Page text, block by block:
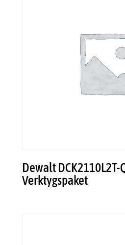
Dewalt DCK2110L2T-
Verktygspaket